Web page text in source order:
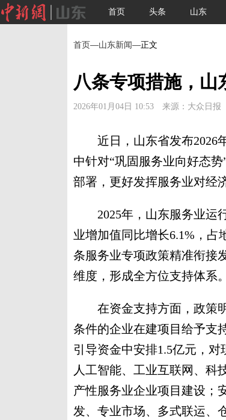
首页 头条 山东
首页—山东新闻—正文
八条专项措施，山
2026年01月04日 10:53 来源：大众日报
近日，山东省发布2026年
中针对“巩固服务业向好态
部署，更好发挥服务业对经
2025年，山东服务业运行
业增加值同比增长6.1%，占
条服务业专项政策精准衔接
维度，形成全方位支持体系。
在资金支持方面，政策明
条件的企业在建项目给予支
引导资金中安排1.5亿元，
人工智能、工业互联网、科
产性服务业企业项目建设；
发、专业市场、多式联运、